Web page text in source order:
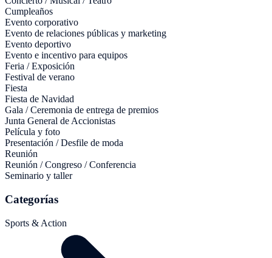
Cumpleaños
Evento corporativo
Evento de relaciones públicas y marketing
Evento deportivo
Evento e incentivo para equipos
Feria / Exposición
Festival de verano
Fiesta
Fiesta de Navidad
Gala / Ceremonia de entrega de premios
Junta General de Accionistas
Película y foto
Presentación / Desfile de moda
Reunión
Reunión / Congreso / Conferencia
Seminario y taller
Categorías
Sports & Action